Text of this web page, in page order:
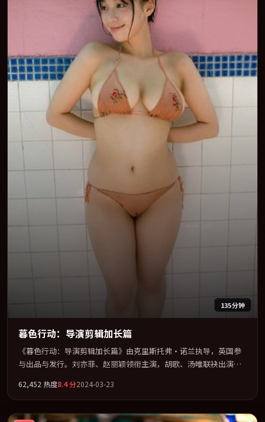
135分钟
暮色行动：导演剪辑加长篇
《暮色行动：导演剪辑加长篇》由克里斯托弗·诺兰执导，英国参
与出品与发行。刘亦菲、赵丽颖领衔主演，胡歌、汤唯联袂出演。
型为骨架，在叙事、表演与视听上力求统一。定于 2024-03-12 在内
地院线及主流平台同步亮相，2024 年度话题片中口碑稳健，适合喜
欢强情节与人物弧光的观众完整观看。
62,452 热度8.4分2024-03-23